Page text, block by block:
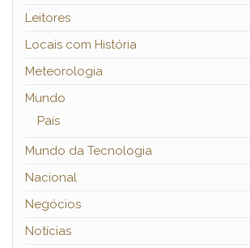
Leitores
Locais com História
Meteorologia
Mundo
País
Mundo da Tecnologia
Nacional
Negócios
Notícias